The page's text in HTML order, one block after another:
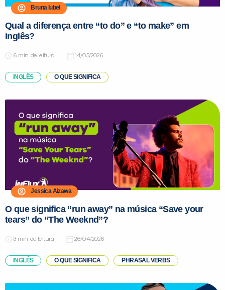
Bruna Iubel
Qual a diferença entre “to do” e “to make” em
inglês?
de leitura 14/05/2026
INGLÊS O QUE SIGNIFICA
Jessica Aizawa
O que significa “run away” na música “Save your
tears” do “The Weeknd”?
de leitura 26/04/2026
INGLÊS O QUE SIGNIFICA PHRASAL VERBS